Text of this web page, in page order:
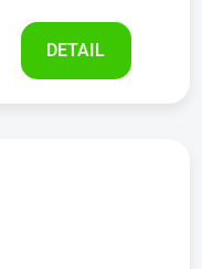
DETAIL